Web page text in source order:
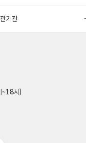
기관
시)